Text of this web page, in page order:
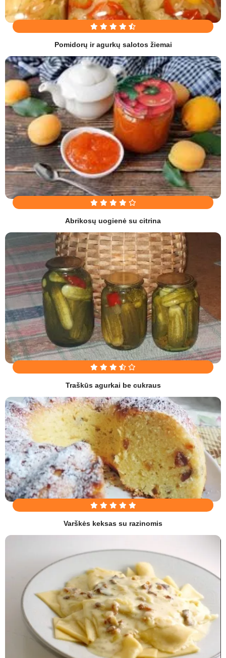
Pomidorų ir agurkų salotos žiemai
Abrikosų uogienė su citrina
Traškūs agurkai be cukraus
Varškės keksas su razinomis